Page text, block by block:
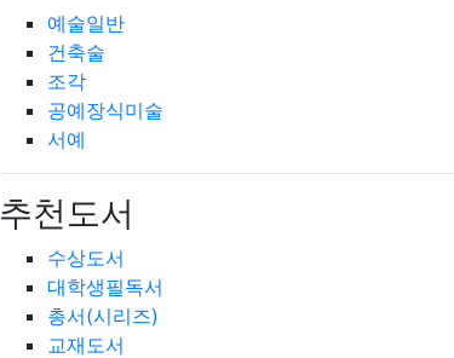
예술일반
건축술
조각
공예장식미술
서예
추천도서
수상도서
대학생필독서
총서(시리즈)
교재도서